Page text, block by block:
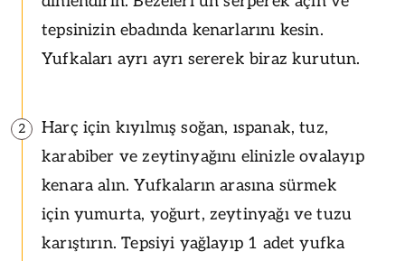
tepsinizin ebadında kenarlarını kesin.
Yufkaları ayrı ayrı sererek biraz kurutun.
2
Harç için kıyılmış soğan, ıspanak, tuz,
karabiber ve zeytinyağını elinizle ovalayıp
kenara alın. Yufkaların arasına sürmek
için yumurta, yoğurt, zeytinyağı ve tuzu
karıştırın. Tepsiyi yağlayıp 1 adet yufka